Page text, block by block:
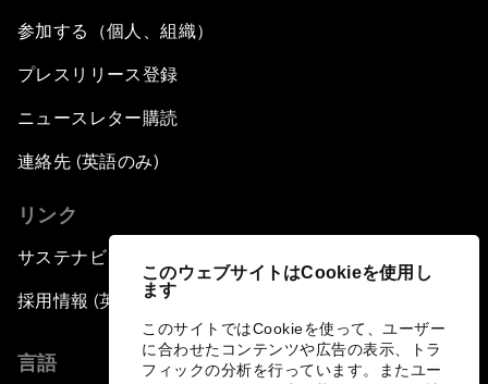
このウェブサイトはCookieを使用し
ます
このサイトではCookieを使って、ユーザー
に合わせたコンテンツや広告の表示、トラ
フィックの分析を行っています。またユー
参加する（個人、組織）
プレスリリース登録
ニュースレター購読
連絡先 (英語のみ)
リンク
サステナビリティへの取り組み
採用情報 (英語のみ)
言語